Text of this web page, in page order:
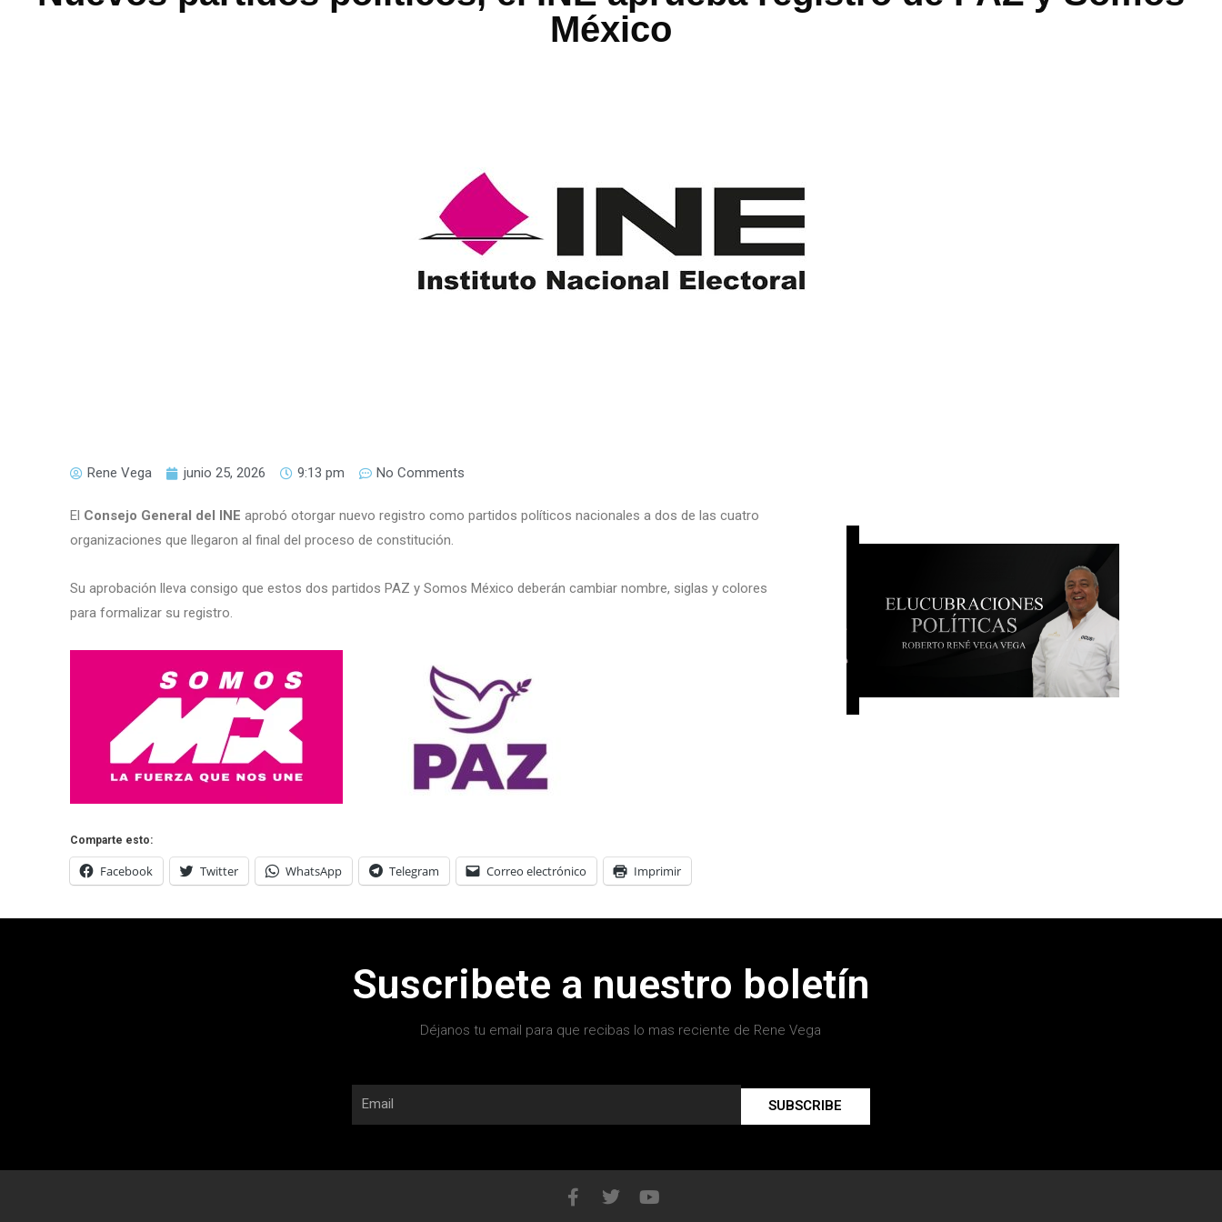
México
Rene Vega junio 25, 2026 9:13 pm No Comments
El Consejo General del INE aprobó otorgar nuevo registro como partidos políticos nacionales a dos de las cuatro
organizaciones que llegaron al final del proceso de constitución.
Su aprobación lleva consigo que estos dos partidos PAZ y Somos México deberán cambiar nombre, siglas y colores
para formalizar su registro.
Comparte esto:
Facebook Twitter WhatsApp Telegram Correo electrónico Imprimir
Suscribete a nuestro boletín
Déjanos tu email para que recibas lo mas reciente de Rene Vega
SUBSCRIBE